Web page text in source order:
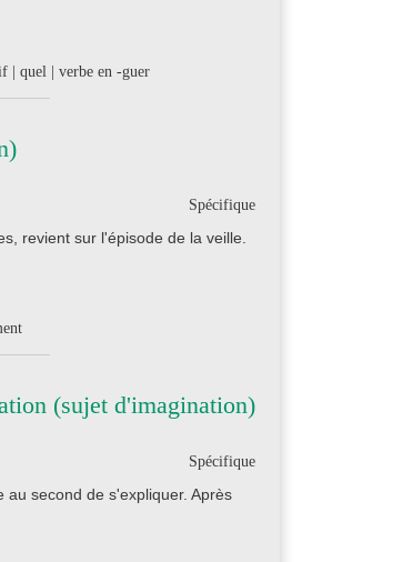
| quel | verbe en -guer
Spécifique
revient sur l'épisode de la veille.
(sujet d'imagination)
Spécifique
second de s'expliquer. Après